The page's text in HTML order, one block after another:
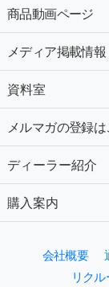
商品動画ページ
メディア掲載情報
資料室
メルマガの登録
ディーラー紹介
購入案内
会社概要
リクル